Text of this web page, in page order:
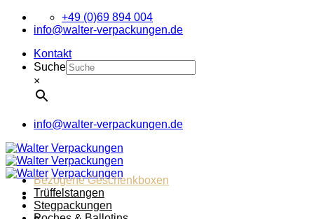
Zum
Inhalt
+49 (0)69 894 004
info@walter-verpackungen.de
Kontakt
Suche
×
info@walter-verpackungen.de
Bezogene Geschenkboxen
Trüffelstangen
Stegpackungen